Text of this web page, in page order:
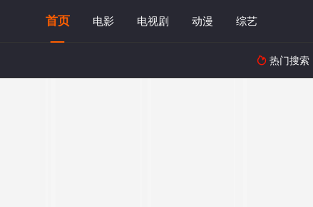
首页 电影 电视剧 动漫 综艺
 热门搜索